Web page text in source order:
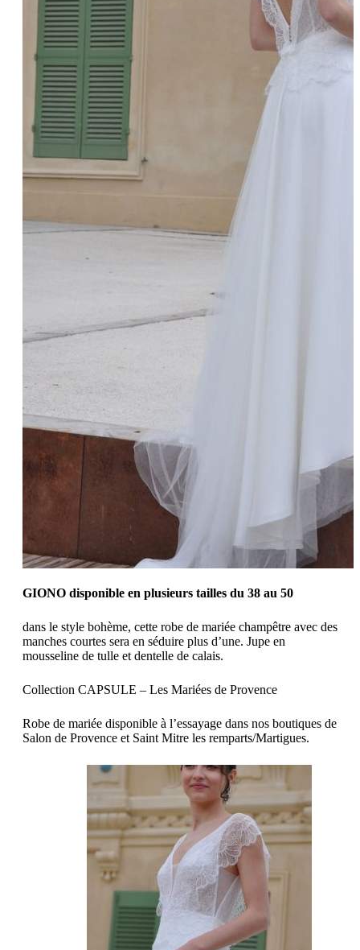
GIONO disponible en plusieurs tailles du 38 au 50
dans le style bohème, cette robe de mariée champêtre avec des
manches courtes sera en séduire plus d’une. Jupe en
mousseline de tulle et dentelle de calais.
Collection CAPSULE – Les Mariées de Provence
Robe de mariée disponible à l’essayage dans nos boutiques de
Salon de Provence et Saint Mitre les remparts/Martigues.